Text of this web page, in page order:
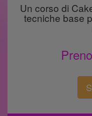
Un corso di
tecniche base